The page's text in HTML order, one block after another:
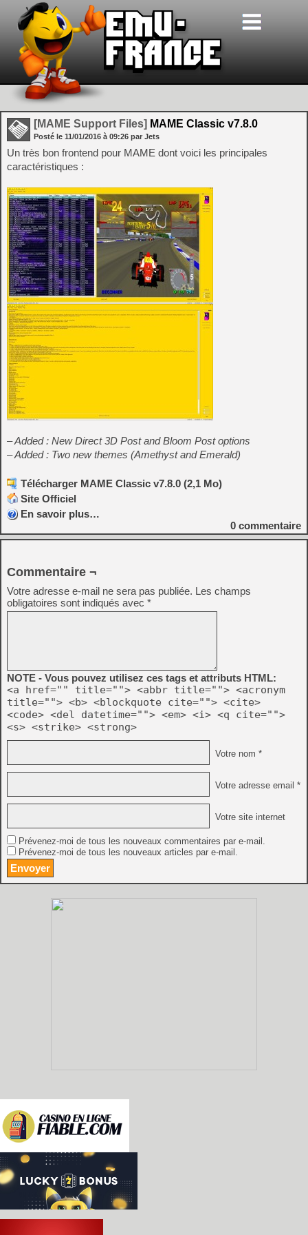
[MAME Support Files] MAME Classic v7.8.0
Posté le 11/01/2016 à 09:26 par Jets
Un très bon frontend pour MAME dont voici les principales
caractéristiques :
– Added : New Direct 3D Post and Bloom Post options
– Added : Two new themes (Amethyst and Emerald)
Télécharger MAME Classic v7.8.0 (2,1 Mo)
Site Officiel
En savoir plus…
0 commentaire
Commentaire ¬
Votre adresse e-mail ne sera pas publiée. Les champs
obligatoires sont indiqués avec *
NOTE - Vous pouvez utilisez ces tags et attributs HTML:
<a href="" title=""> <abbr title=""> <acronym
title=""> <b> <blockquote cite=""> <cite>
<code> <del datetime=""> <em> <i> <q cite="">
<s> <strike> <strong>
Votre nom *
Votre adresse email *
Votre site internet
Prévenez-moi de tous les nouveaux commentaires par e-mail.
Prévenez-moi de tous les nouveaux articles par e-mail.